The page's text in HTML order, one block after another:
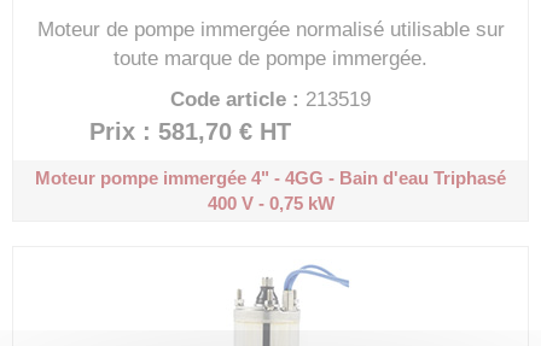
Moteur de pompe immergée normalisé utilisable sur
toute marque de pompe immergée.
Code article : 213519
Prix : 581,70 € HT
Moteur pompe immergée 4" - 4GG - Bain d'eau Triphasé
400 V - 0,75 kW